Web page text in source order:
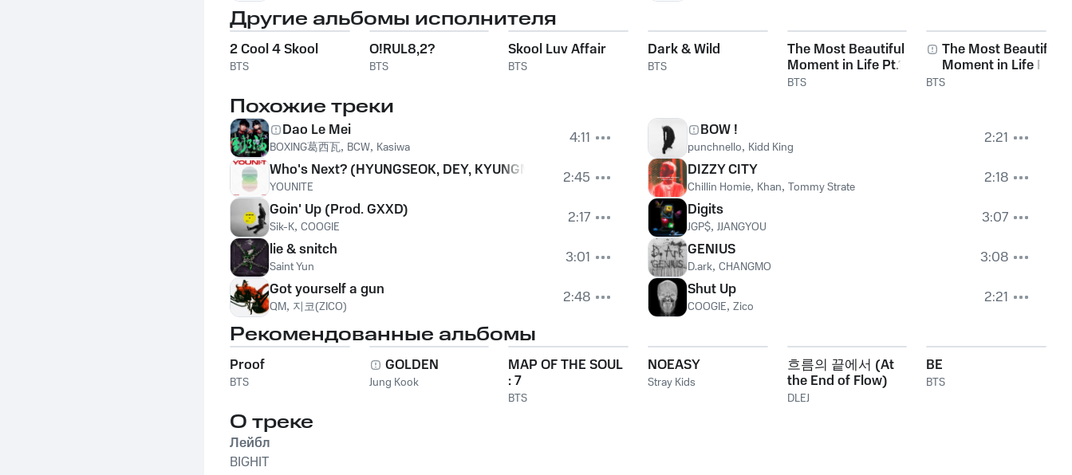
Другие альбомы исполнителя
2 Cool 4 Skool
BTS
O!RUL8,2?
BTS
Skool Luv Affair
BTS
Dark & Wild
BTS
The Most Beautiful
Moment in Life Pt.1
BTS
The Most Beautiful
Moment in Life Pt.2
BTS
Похожие треки
Dao Le Mei
BOXING葛西瓦, BCW, Kasiwa
4:11
Who's Next? (HYUNGSEOK, DEY, KYUNGMUN)
YOUNITE
2:45
Goin' Up (Prod. GXXD)
Sik-K, COOGIE
2:17
lie & snitch
Saint Yun
3:01
Got yourself a gun
QM, 지코(ZICO) 2:48
BOW !
punchnello, Kidd King
2:21
DIZZY CITY
Chillin Homie, Khan, Tommy Strate
2:18
Digits
JGP$, JJANGYOU
3:07
GENIUS
D.ark, CHANGMO
3:08
Shut Up
COOGIE, Zico 2:21
Рекомендованные альбомы
Proof
BTS
GOLDEN
Jung Kook
MAP OF THE SOUL
: 7
BTS
NOEASY
Stray Kids
흐름의 끝에서 (At
the End of Flow)
DLEJ
BE
BTS
О треке
Лейбл
BIGHIT